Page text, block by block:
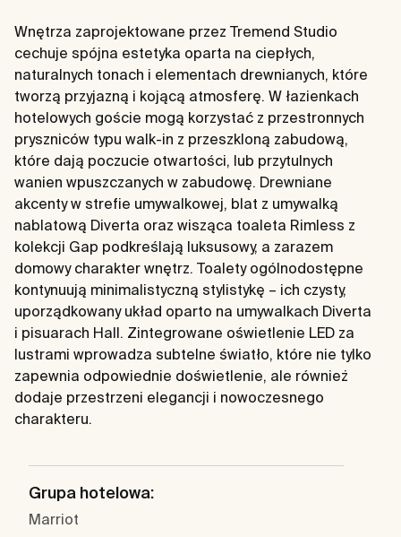
Wnętrza zaprojektowane przez Tremend Studio
cechuje spójna estetyka oparta na ciepłych,
naturalnych tonach i elementach drewnianych, które
tworzą przyjazną i kojącą atmosferę. W łazienkach
hotelowych goście mogą korzystać z przestronnych
pryszniców typu walk-in z przeszkloną zabudową,
które dają poczucie otwartości, lub przytulnych
wanien wpuszczanych w zabudowę. Drewniane
akcenty w strefie umywalkowej, blat z umywalką
nablatową Diverta oraz wisząca toaleta Rimless z
kolekcji Gap podkreślają luksusowy, a zarazem
domowy charakter wnętrz. Toalety ogólnodostępne
kontynuują minimalistyczną stylistykę – ich czysty,
uporządkowany układ oparto na umywalkach Diverta
i pisuarach Hall. Zintegrowane oświetlenie LED za
lustrami wprowadza subtelne światło, które nie tylko
zapewnia odpowiednie doświetlenie, ale również
dodaje przestrzeni elegancji i nowoczesnego
charakteru.
Grupa hotelowa:
Marriot